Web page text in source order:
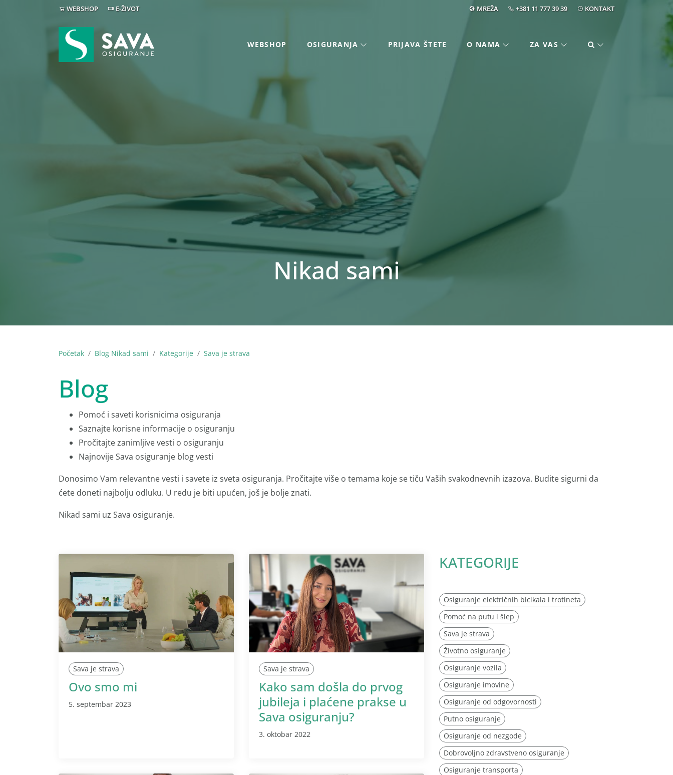
WEBSHOP E-ŽIVOT MREŽA +381 11 777 39 39 KONTAKT
WEBSHOP OSIGURANJA PRIJAVA ŠTETE O NAMA ZA VAS
Nikad sami
Početak Blog Nikad sami Kategorije Sava je strava
Blog
Pomoć i saveti korisnicima osiguranja
Saznajte korisne informacije o osiguranju
Pročitajte zanimljive vesti o osiguranju
Najnovije Sava osiguranje blog vesti
Donosimo Vam relevantne vesti i savete iz sveta osiguranja. Pročitajte više o temama koje se tiču Vaših svakodnevnih izazova. Budite sigurni da
ćete doneti najbolju odluku. U redu je biti upućen, još je bolje znati.
Nikad sami uz Sava osiguranje.
Sava je strava
Ovo smo mi
5. septembar 2023
Sava je strava
Kako sam došla do prvog
jubileja i plaćene prakse u
Sava osiguranju?
3. oktobar 2022
KATEGORIJE
Osiguranje električnih bicikala i trotineta
Pomoć na putu i šlep
Sava je strava
Životno osiguranje
Osiguranje vozila
Osiguranje imovine
Osiguranje od odgovornosti
Putno osiguranje
Osiguranje od nezgode
Dobrovoljno zdravstveno osiguranje
Osiguranje transporta